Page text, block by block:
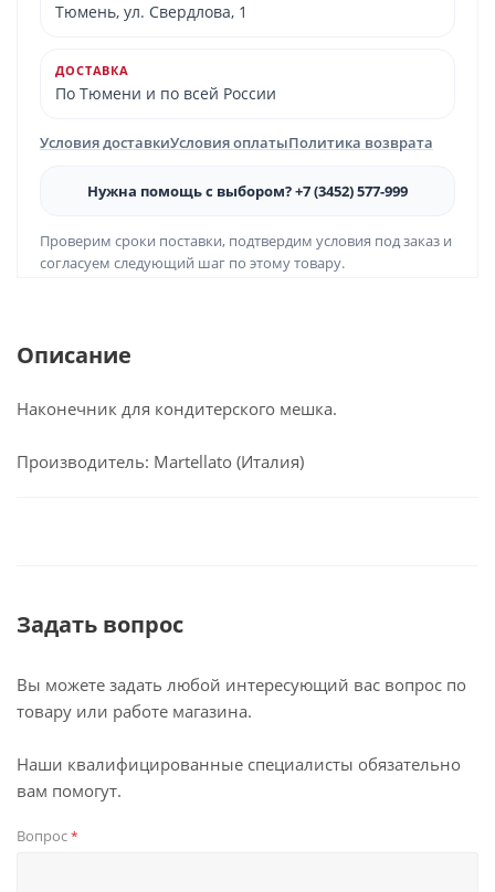
Тюмень, ул. Свердлова, 1
ДОСТАВКА
По Тюмени и по всей России
Условия доставкиУсловия оплатыПолитика возврата
Нужна помощь с выбором? +7 (3452) 577-999
Проверим сроки поставки, подтвердим условия под заказ и
согласуем следующий шаг по этому товару.
Описание
Наконечник для кондитерского мешка.
Производитель: Martellato (Италия)
Задать вопрос
Вы можете задать любой интересующий вас вопрос по
товару или работе магазина.
Наши квалифицированные специалисты обязательно
вам помогут.
Вопрос*